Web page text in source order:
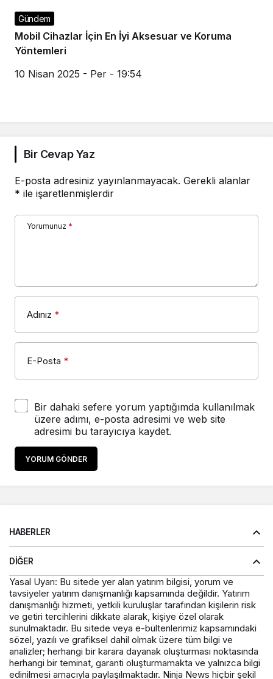
Gündem
Mobil Cihazlar İçin En İyi Aksesuar ve Koruma
Yöntemleri
10 Nisan 2025 - Per - 19:54
Bir Cevap Yaz
E-posta adresiniz yayınlanmayacak. Gerekli alanlar
* ile işaretlenmişlerdir
Yorumunuz *
Adınız *
E-Posta *
Bir dahaki sefere yorum yaptığımda kullanılmak
üzere adımı, e-posta adresimi ve web site
adresimi bu tarayıcıya kaydet.
YORUM GÖNDER
HABERLER
DIĞER
Yasal Uyarı: Bu sitede yer alan yatırım bilgisi, yorum ve
tavsiyeler yatırım danışmanlığı kapsamında değildir. Yatırım
danışmanlığı hizmeti, yetkili kuruluşlar tarafından kişilerin risk
ve getiri tercihlerini dikkate alarak, kişiye özel olarak
sunulmaktadır. Bu sitede veya e-bültenlerimiz kapsamındaki
sözel, yazılı ve grafiksel dahil olmak üzere tüm bilgi ve
analizler; herhangi bir karara dayanak oluşturması noktasında
herhangi bir teminat, garanti oluşturmamakta ve yalnızca bilgi
edinilmesi amacıyla paylaşılmaktadır. Ninja News hiçbir şekil